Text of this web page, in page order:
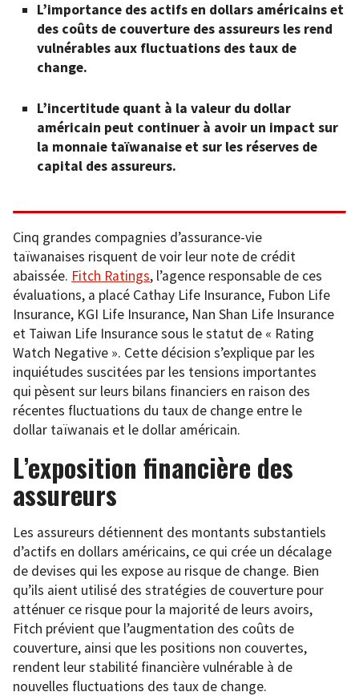
L’importance des actifs en dollars américains et
des coûts de couverture des assureurs les rend
vulnérables aux fluctuations des taux de
change.
L’incertitude quant à la valeur du dollar
américain peut continuer à avoir un impact sur
la monnaie taïwanaise et sur les réserves de
capital des assureurs.
Cinq grandes compagnies d’assurance-vie
taïwanaises risquent de voir leur note de crédit
abaissée. Fitch Ratings, l’agence responsable de ces
évaluations, a placé Cathay Life Insurance, Fubon Life
Insurance, KGI Life Insurance, Nan Shan Life Insurance
et Taiwan Life Insurance sous le statut de « Rating
Watch Negative ». Cette décision s’explique par les
inquiétudes suscitées par les tensions importantes
qui pèsent sur leurs bilans financiers en raison des
récentes fluctuations du taux de change entre le
dollar taïwanais et le dollar américain.
L’exposition financière des
assureurs
Les assureurs détiennent des montants substantiels
d’actifs en dollars américains, ce qui crée un décalage
de devises qui les expose au risque de change. Bien
qu’ils aient utilisé des stratégies de couverture pour
atténuer ce risque pour la majorité de leurs avoirs,
Fitch prévient que l’augmentation des coûts de
couverture, ainsi que les positions non couvertes,
rendent leur stabilité financière vulnérable à de
nouvelles fluctuations des taux de change.